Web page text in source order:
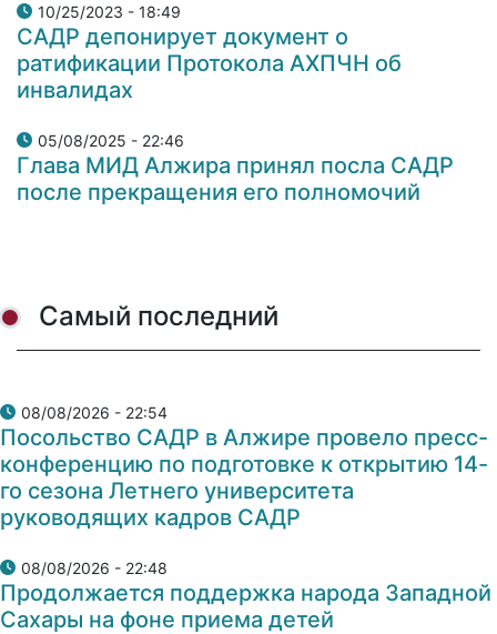
10/25/2023 - 18:49
САДР депонирует документ о
ратификации Протокола АХПЧН об
инвалидах
05/08/2025 - 22:46
Глава МИД Алжира принял посла САДР
после прекращения его полномочий
Самый последний
08/08/2026 - 22:54
Посольство САДР в Алжире провело пресс-
конференцию по подготовке к открытию 14-
го сезона Летнего университета
руководящих кадров САДР
08/08/2026 - 22:48
Продолжается поддержка народа Западной
Сахары на фоне приема детей